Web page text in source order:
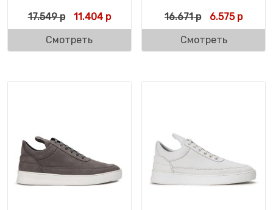
17.549р Первоначальная цена составляла 17.549
11.404рТекущая цена: 11.404 р.
Смотреть
16.671р 6.575р
Смотреть